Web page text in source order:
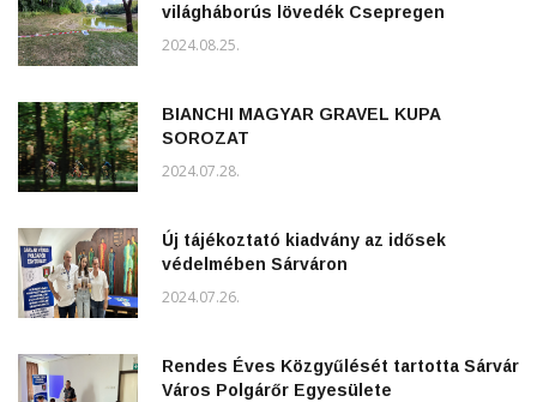
világháborús lövedék Csepregen
2024.08.25.
BIANCHI MAGYAR GRAVEL KUPA
SOROZAT
2024.07.28.
Új tájékoztató kiadvány az idősek
védelmében Sárváron
2024.07.26.
Rendes Éves Közgyűlését tartotta Sárvár
Város Polgárőr Egyesülete